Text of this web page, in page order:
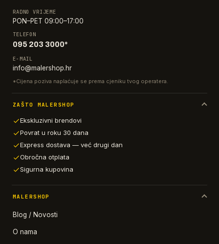
RADNO VRIJEME
PON–PET 09:00–17:00
TELEFON
095 203 3000*
E-MAIL
info@malershop.hr
*Cijena poziva naplaćuje se prema cjeniku tvog operatera.
ZAŠTO MALERSHOP
Ekskluzivni brendovi
Povrat u roku 30 dana
Express dostava — već drugi dan
Obročna otplata
Sigurna kupovina
MALERSHOP
Blog / Novosti
O nama